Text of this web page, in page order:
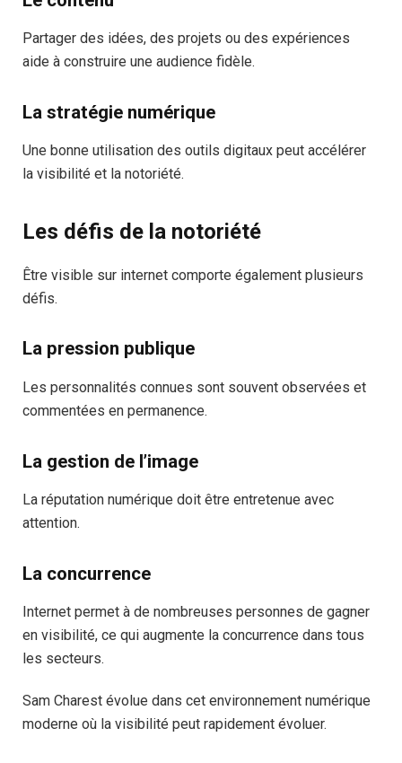
Partager des idées, des projets ou des expériences
aide à construire une audience fidèle.
La stratégie numérique
Une bonne utilisation des outils digitaux peut accélérer
la visibilité et la notoriété.
Les défis de la notoriété
Être visible sur internet comporte également plusieurs
défis.
La pression publique
Les personnalités connues sont souvent observées et
commentées en permanence.
La gestion de l’image
La réputation numérique doit être entretenue avec
attention.
La concurrence
Internet permet à de nombreuses personnes de gagner
en visibilité, ce qui augmente la concurrence dans tous
les secteurs.
Sam Charest évolue dans cet environnement numérique
moderne où la visibilité peut rapidement évoluer.